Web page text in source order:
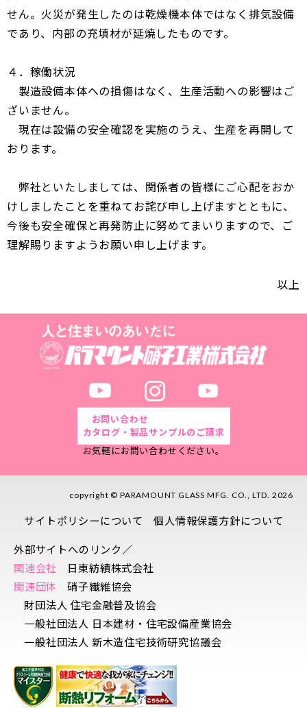
せん。火災が発生したのは乾燥機本体ではなく排気設備
であり、内部の充填材が延焼したものです。
４．稼働状況
製造設備本体への損傷はなく、生産活動への影響はご
ざいません。
現在は設備の安全確認を実施のうえ、生産を再開して
おります。
弊社といたしましては、関係者の皆様にご心配をおか
けしましたことを重ねてお詫び申し上げますとともに、
今後も安全確保と再発防止に努めてまいりますので、ご
理解賜りますようお願い申し上げます。
以上
お問い合わせ
カタログ・製品サンプルのご請求
お気軽にお問い合わせください。
copyright © PARAMOUNT GLASS MFG. CO., LTD. 2026
サイトポリシーについて 個人情報保護方針について
外部サイトへのリンク／
関連会社
日東紡績株式会社
関連団体
硝子繊維協会
財団法人 住宅金融普及協会
一般社団法人 日本建材・住宅設備産業協会
一般社団法人 新木造住宅技術研究協議会